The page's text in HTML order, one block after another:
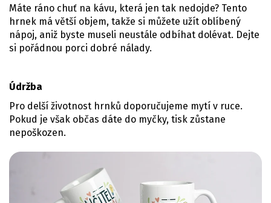
Máte ráno chuť na kávu, která jen tak nedojde? Tento
hrnek má větší objem, takže si můžete užít oblíbený
nápoj, aniž byste museli neustále odbíhat dolévat. Dejte
si pořádnou porci dobré nálady.
Údržba
Pro delší životnost hrnků doporučujeme mytí v ruce.
Pokud je však občas dáte do myčky, tisk zůstane
nepoškozen.